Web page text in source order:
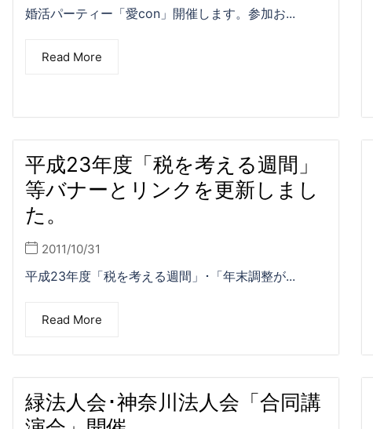
婚活パーティー「愛con」開催します。参加お...
Read More
平成23年度「税を考える週間」
等バナーとリンクを更新しまし
た。
2011/10/31
平成23年度「税を考える週間」･「年末調整が...
Read More
緑法人会･神奈川法人会「合同講